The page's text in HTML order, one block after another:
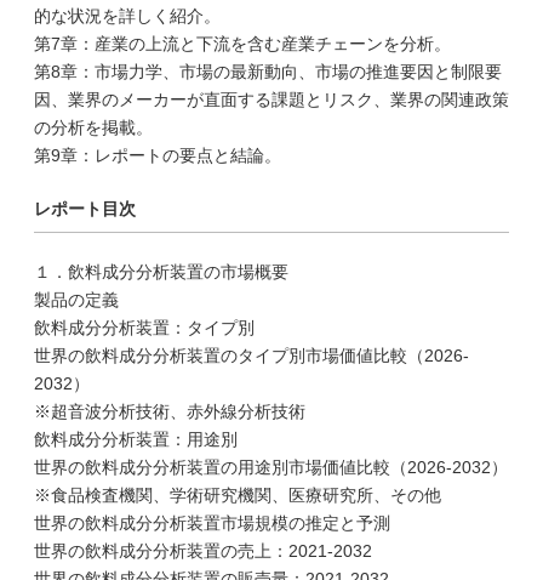
的な状況を詳しく紹介。
第7章：産業の上流と下流を含む産業チェーンを分析。
第8章：市場力学、市場の最新動向、市場の推進要因と制限要
因、業界のメーカーが直面する課題とリスク、業界の関連政策
の分析を掲載。
第9章：レポートの要点と結論。
レポート目次
１．飲料成分分析装置の市場概要
製品の定義
飲料成分分析装置：タイプ別
世界の飲料成分分析装置のタイプ別市場価値比較（2026-
2032）
※超音波分析技術、赤外線分析技術
飲料成分分析装置：用途別
世界の飲料成分分析装置の用途別市場価値比較（2026-2032）
※食品検査機関、学術研究機関、医療研究所、その他
世界の飲料成分分析装置市場規模の推定と予測
世界の飲料成分分析装置の売上：2021-2032